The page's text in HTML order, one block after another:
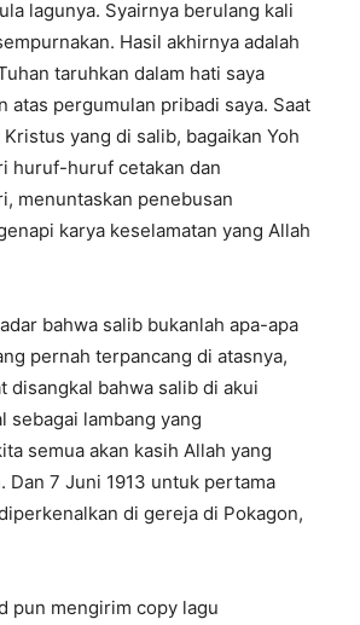
lagunya. Syairnya berulang kali
Hasil akhirnya adalah
taruhkan dalam hati saya
atas pergumulan pribadi saya. Saat
yang di salib, bagaikan Yoh
huruf-huruf cetakan dan
menuntaskan penebusan
karya keselamatan yang Allah
bahwa salib bukanlah apa-apa
pernah terpancang di atasnya,
disangkal bahwa salib di akui
sebagai lambang yang
semua akan kasih Allah yang
Dan 7 Juni 1913 untuk pertama
di gereja di Pokagon,
pun mengirim copy lagu